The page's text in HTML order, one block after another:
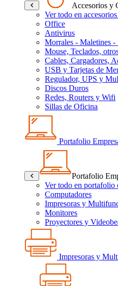
Accesorios y
Ver todo en
Office
Antivirus
Morrales - Maletines -
Mouse, Teclados,
Cables, Cargadores,
USB y Tarjetas de
Regulador, UPS y
Discos Duros
Redes, Routers y Wifi
Sillas de Oficina
Portafolio
Portafolio
Ver todo en portafolio
Computadores
Impresoras y
Monitores
Proyectores y
Impresoras y